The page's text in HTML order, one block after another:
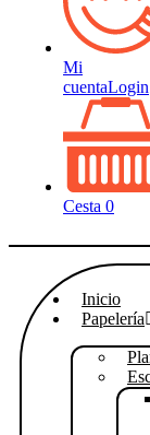
Mi
cuentaLogin
Cesta 0
Inicio
Papelería